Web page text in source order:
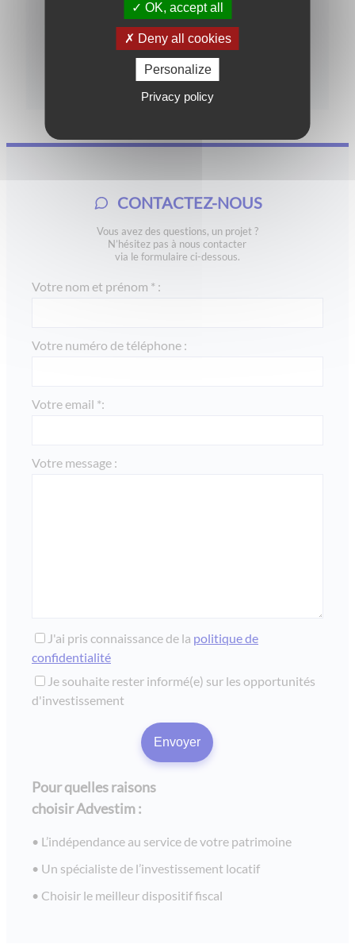
Garanties et réglementations
CONTACTEZ-NOUS
Vous avez des questions, un projet ?
N’hésitez pas à nous contacter
via le formulaire ci-dessous.
Votre nom et prénom * :
Votre numéro de téléphone :
Votre email *:
Votre message :
J'ai pris connaissance de la politique de
confidentialité
Je souhaite rester informé(e) sur les opportunités
d'investissement
Pour quelles raisons
choisir Advestim :
L’indépendance au service de votre patrimoine
Un spécialiste de l’investissement locatif
Choisir le meilleur dispositif fiscal
OK, accept all
Deny all cookies
Personalize
Privacy policy